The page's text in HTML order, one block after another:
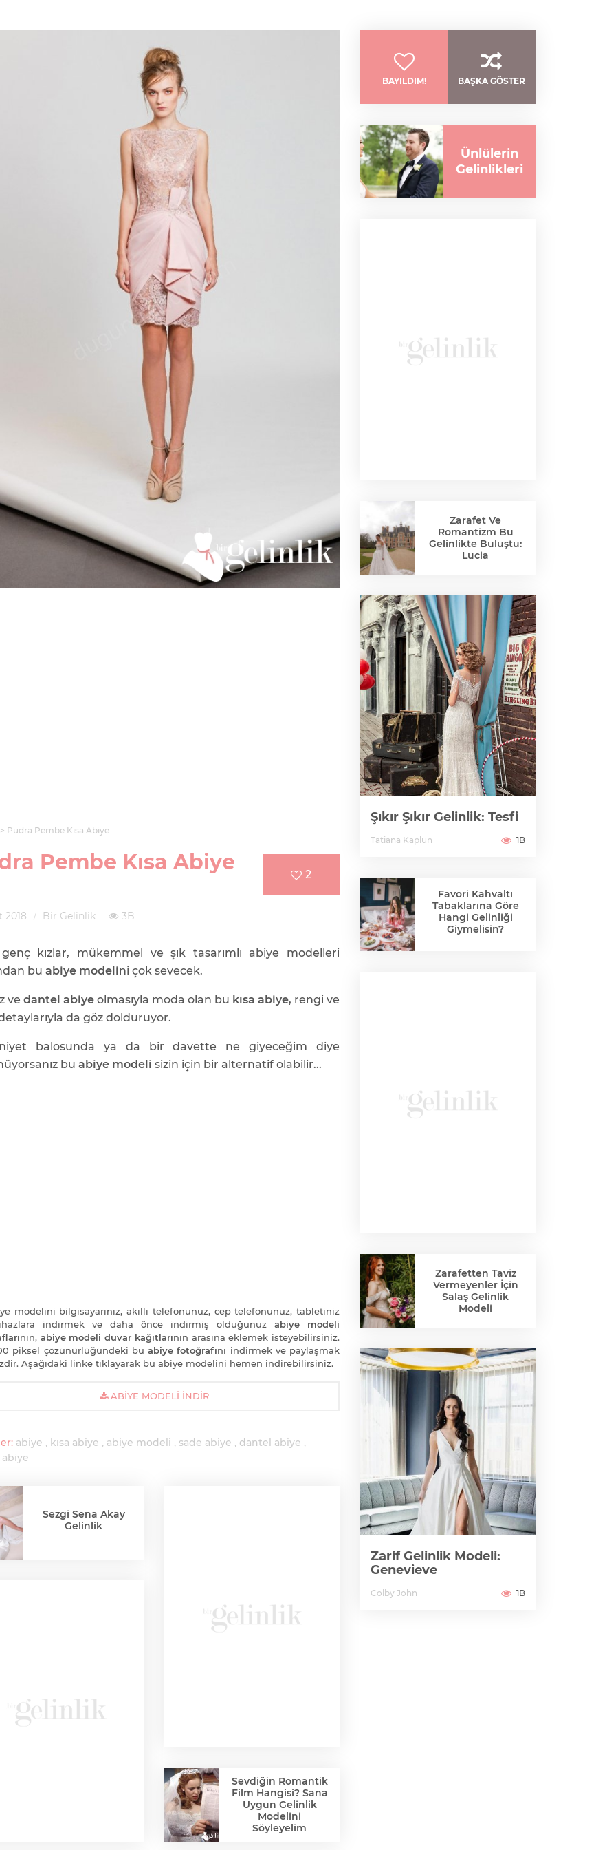
Pudra Pembe Kısa Abiye
Pembe Kısa Abiye 2
2018 Bir Gelinlik 3B
kızlar, mükemmel ve şık tasarımlı abiye modelleri
bu abiye modelini çok sevecek.
ve dantel abiye olmasıyla moda olan bu kısa abiye, rengi ve
da göz dolduruyor.
balosunda ya da bir davette ne giyeceğim diye
bu abiye modeli sizin için bir alternatif olabilir...
modelini bilgisayarınız, akıllı telefonunuz, cep telefonunuz, tabletiniz
indirmek ve daha önce indirmiş olduğunuz abiye modeli
nın, abiye modeli duvar kağıtlarının arasına eklemek isteyebilirsiniz.
piksel çözünürlüğündeki bu abiye fotoğrafını indirmek ve paylaşmak
Aşağıdaki linke tıklayarak bu abiye modelini hemen indirebilirsiniz.
ABIYE MODELI İNDIR
abiye kısa abiye abiye modeli sade abiye
dantel abiye
abiye
Sezgi Sena Akay
Gelinlik
Sevdiğin Romantik
Film Hangisi? Sana
Uygun Gelinlik
Modelini
Söyleyelim
BAYILDIM! BAŞKA GÖSTER
Ünlülerin
Gelinlikleri
Zarafet Ve
Romantizm Bu
Gelinlikte Buluştu:
Lucia
Şıkır Şıkır Gelinlik: Tesfi
Tatiana Kaplun 1B
Favori Kahvaltı
Tabaklarına Göre
Hangi Gelinliği
Giymelisin?
Zarafetten Taviz
Vermeyenler İçin
Salaş Gelinlik
Modeli
Zarif Gelinlik Modeli:
Genevieve
Colby John 1B